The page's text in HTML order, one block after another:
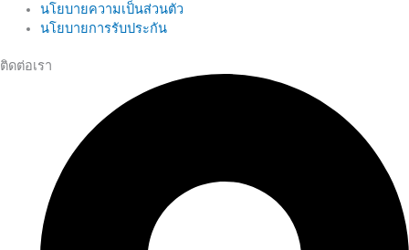
นโยบายความเป็นส่วนตัว
นโยบายการรับประกัน
ติดต่อเรา